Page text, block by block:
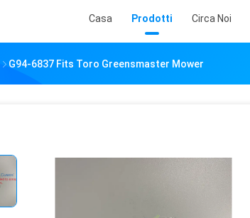
Casa Prodotti Circa Noi
G94-6837 Fits Toro Greensmaster Mower